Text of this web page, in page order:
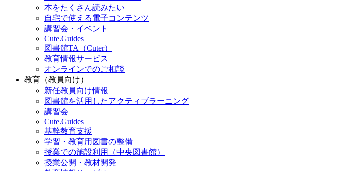
本をたくさん読みたい
自宅で使える電子コンテンツ
講習会・イベント
Cute.Guides
図書館TA（Cuter）
教育情報サービス
オンラインでのご相談
教育（教員向け）
新任教員向け情報
図書館を活用したアクティブラーニング
講習会
Cute.Guides
基幹教育支援
学習・教育用図書の整備
授業での施設利用（中央図書館）
授業公開・教材開発